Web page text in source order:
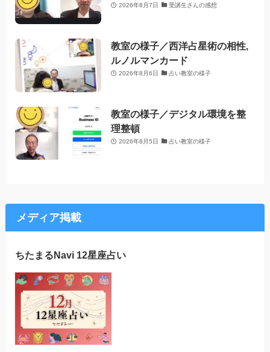
2026年8月7日 受講生さんの感想
教室の様子／西洋占星術の相性,
ルノルマンカード
2026年8月6日 占い教室の様子
教室の様子／デジタル環境を整
理整頓
2026年8月5日 占い教室の様子
メディア掲載
ちたまるNavi 12星座占い